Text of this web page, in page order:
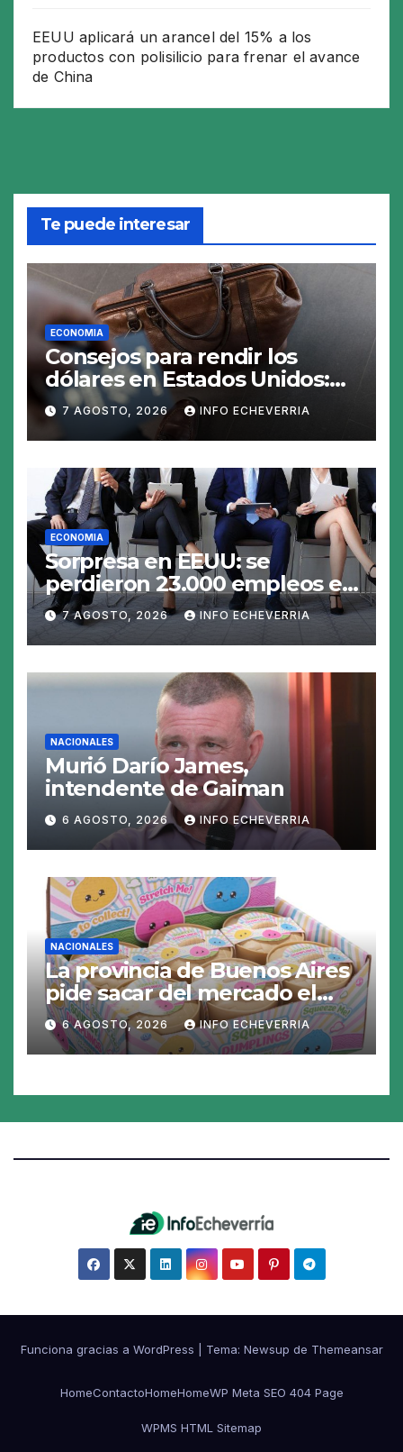
EEUU aplicará un arancel del 15% a los
productos con polisilicio para frenar el avance
de China
Te puede interesar
ECONOMIA
Consejos para rendir los
dólares en Estados Unidos:
claves para no gastar de más
en el viaje
7 AGOSTO, 2026 INFO ECHEVERRIA
ECONOMIA
Sorpresa en EEUU: se
perdieron 23.000 empleos en
julio y el mercado recalcula
las perspectivas para las
tasas
7 AGOSTO, 2026 INFO ECHEVERRIA
NACIONALES
Murió Darío James,
intendente de Gaiman
6 AGOSTO, 2026 INFO ECHEVERRIA
NACIONALES
La provincia de Buenos Aires
pide sacar del mercado el
«Squeezy Dumpling», un
juguete «tóxico»
6 AGOSTO, 2026 INFO ECHEVERRIA
Funciona gracias a WordPress Tema: Newsup de Themeansar
HomeContactoHomeHomeWP Meta SEO 404 Page
WPMS HTML Sitemap